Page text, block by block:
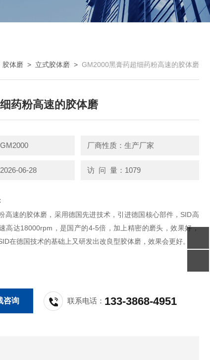
胶体磨 > 立式胶体磨 > GM2000黑膏药超细药粉高速的胶体磨
药粉高速的胶体磨
厂商性质：生产厂家
06-28 访 问 量：1079
高速的胶体磨，采用德国先进技术，引进德国核心部件，SID高
高达18000rpm，是国产的4-5倍，加上精密的磨头，效果好，
在德国技术的基础上又研发出改良型胶体磨，效果会更好。
咨询 联系电话： 133-3868-4951